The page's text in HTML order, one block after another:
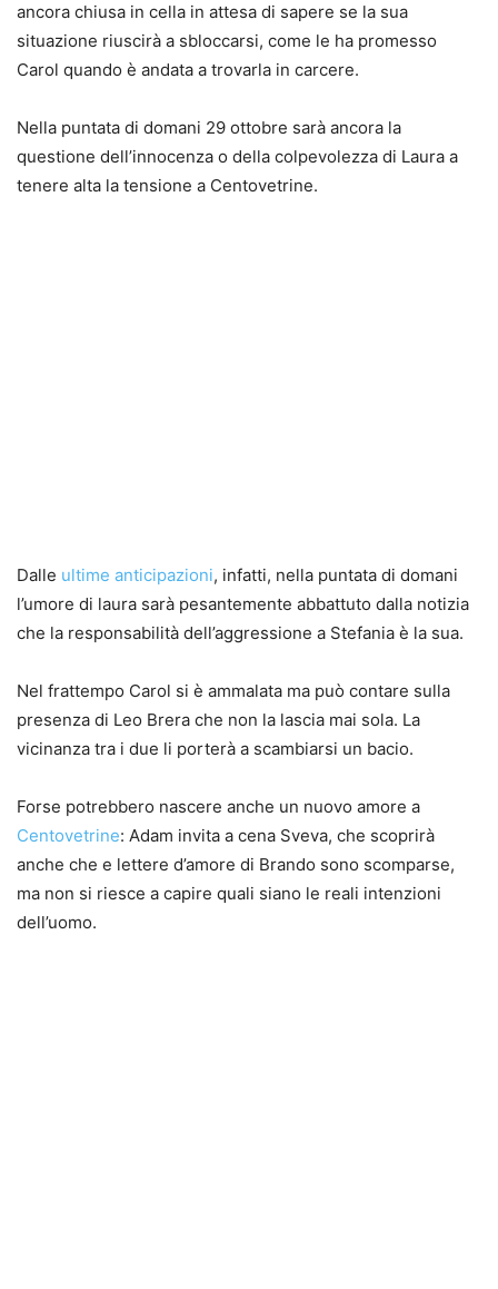
ancora chiusa in cella in attesa di sapere se la sua
situazione riuscirà a sbloccarsi, come le ha promesso
Carol quando è andata a trovarla in carcere.
Nella puntata di domani 29 ottobre sarà ancora la
questione dell’innocenza o della colpevolezza di Laura a
tenere alta la tensione a Centovetrine.
Dalle ultime anticipazioni, infatti, nella puntata di domani
l’umore di laura sarà pesantemente abbattuto dalla notizia
che la responsabilità dell’aggressione a Stefania è la sua.
Nel frattempo Carol si è ammalata ma può contare sulla
presenza di Leo Brera che non la lascia mai sola. La
vicinanza tra i due li porterà a scambiarsi un bacio.
Forse potrebbero nascere anche un nuovo amore a
Centovetrine: Adam invita a cena Sveva, che scoprirà
anche che e lettere d’amore di Brando sono scomparse,
ma non si riesce a capire quali siano le reali intenzioni
dell’uomo.